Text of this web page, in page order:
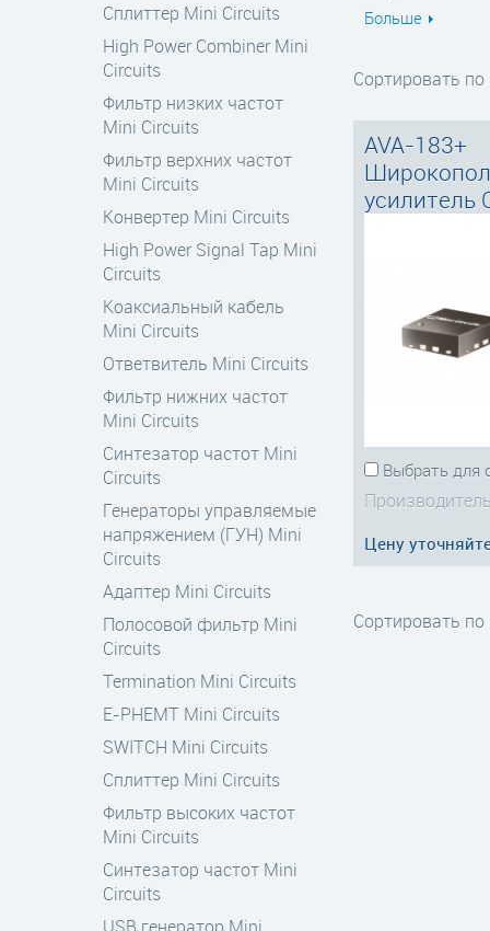
Сплиттер Mini Circuits
High Power Combiner Mini
Circuits
Фильтр низких частот
Mini Circuits
Фильтр верхних частот
Mini Circuits
Конвертер Mini Circuits
High Power Signal Tap Mini
Circuits
Коаксиальный кабель
Mini Circuits
Ответвитель Mini Circuits
Фильтр нижних частот
Mini Circuits
Синтезатор частот Mini
Circuits
Генераторы управляемые
напряжением (ГУН) Mini
Circuits
Адаптер Mini Circuits
Полосовой фильтр Mini
Circuits
Termination Mini Circuits
E-PHEMT Mini Circuits
SWITCH Mini Circuits
Сплиттер Mini Circuits
Фильтр высоких частот
Mini Circuits
Синтезатор частот Mini
Circuits
Больше
Сортировать по
AVA-183+
усилитель
Выбрать для
Цену
Сортировать по